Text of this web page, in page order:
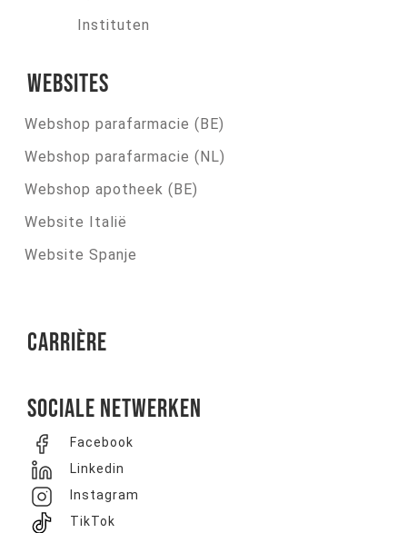
Instituten
Websites
Webshop parafarmacie (BE)
Webshop parafarmacie (NL)
Webshop apotheek (BE)
Website Italië
Website Spanje
Carrière
Sociale netwerken
Facebook
Linkedin
Instagram
TikTok